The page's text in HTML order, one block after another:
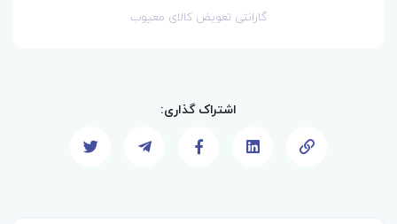
گارانتی تعویض کالای معیوب
اشتراک گذاری: